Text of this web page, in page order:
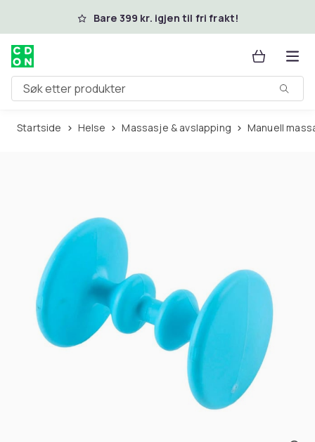
Hopp til hovedinnholdBare 399 kr. igjen til fri frakt!
Søk etter produkter
Startside Helse Massasje & avslapping Manuell